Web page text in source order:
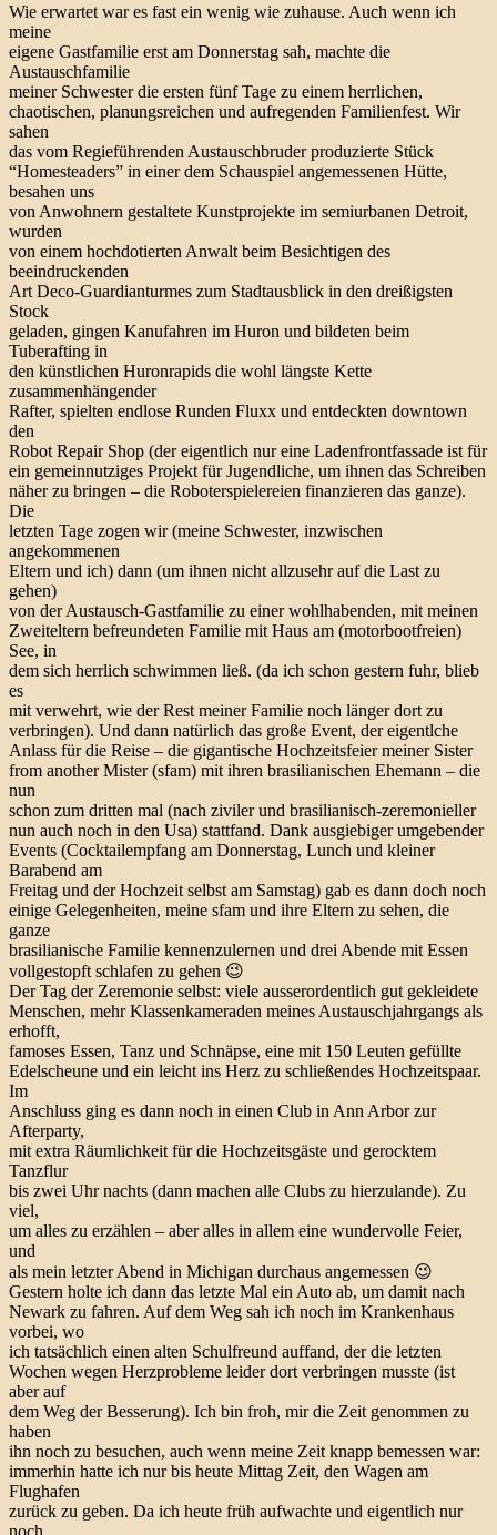
Wie erwartet war es fast ein wenig wie zuhause. Auch wenn ich
meine
eigene Gastfamilie erst am Donnerstag sah, machte die
Austauschfamilie
meiner Schwester die ersten fünf Tage zu einem herrlichen,
chaotischen, planungsreichen und aufregenden Familienfest. Wir
sahen
das vom Regieführenden Austauschbruder produzierte Stück
“Homesteaders” in einer dem Schauspiel angemessenen Hütte,
besahen uns
von Anwohnern gestaltete Kunstprojekte im semiurbanen Detroit,
wurden
von einem hochdotierten Anwalt beim Besichtigen des
beeindruckenden
Art Deco-Guardianturmes zum Stadtausblick in den dreißigsten
Stock
geladen, gingen Kanufahren im Huron und bildeten beim
Tuberafting in
den künstlichen Huronrapids die wohl längste Kette
zusammenhängender
Rafter, spielten endlose Runden Fluxx und entdeckten downtown
den
Robot Repair Shop (der eigentlich nur eine Ladenfrontfassade ist für
ein gemeinnutziges Projekt für Jugendliche, um ihnen das Schreiben
näher zu bringen – die Roboterspielereien finanzieren das ganze).
Die
letzten Tage zogen wir (meine Schwester, inzwischen
angekommenen
Eltern und ich) dann (um ihnen nicht allzusehr auf die Last zu
gehen)
von der Austausch-Gastfamilie zu einer wohlhabenden, mit meinen
Zweiteltern befreundeten Familie mit Haus am (motorbootfreien)
See, in
dem sich herrlich schwimmen ließ. (da ich schon gestern fuhr, blieb
es
mit verwehrt, wie der Rest meiner Familie noch länger dort zu
verbringen). Und dann natürlich das große Event, der eigentlche
Anlass für die Reise – die gigantische Hochzeitsfeier meiner Sister
from another Mister (sfam) mit ihren brasilianischen Ehemann – die
nun
schon zum dritten mal (nach ziviler und brasilianisch-zeremonieller
nun auch noch in den Usa) stattfand. Dank ausgiebiger umgebender
Events (Cocktailempfang am Donnerstag, Lunch und kleiner
Barabend am
Freitag und der Hochzeit selbst am Samstag) gab es dann doch noch
einige Gelegenheiten, meine sfam und ihre Eltern zu sehen, die
ganze
brasilianische Familie kennenzulernen und drei Abende mit Essen
vollgestopft schlafen zu gehen 😉
Der Tag der Zeremonie selbst: viele ausserordentlich gut gekleidete
Menschen, mehr Klassenkameraden meines Austauschjahrgangs als
erhofft,
famoses Essen, Tanz und Schnäpse, eine mit 150 Leuten gefüllte
Edelscheune und ein leicht ins Herz zu schließendes Hochzeitspaar.
Im
Anschluss ging es dann noch in einen Club in Ann Arbor zur
Afterparty,
mit extra Räumlichkeit für die Hochzeitsgäste und gerocktem
Tanzflur
bis zwei Uhr nachts (dann machen alle Clubs zu hierzulande). Zu
viel,
um alles zu erzählen – aber alles in allem eine wundervolle Feier,
und
als mein letzter Abend in Michigan durchaus angemessen 😉
Gestern holte ich dann das letzte Mal ein Auto ab, um damit nach
Newark zu fahren. Auf dem Weg sah ich noch im Krankenhaus
vorbei, wo
ich tatsächlich einen alten Schulfreund auffand, der die letzten
Wochen wegen Herzprobleme leider dort verbringen musste (ist
aber auf
dem Weg der Besserung). Ich bin froh, mir die Zeit genommen zu
haben
ihn noch zu besuchen, auch wenn meine Zeit knapp bemessen war:
immerhin hatte ich nur bis heute Mittag Zeit, den Wagen am
Flughafen
zurück zu geben. Da ich heute früh aufwachte und eigentlich nur
noch